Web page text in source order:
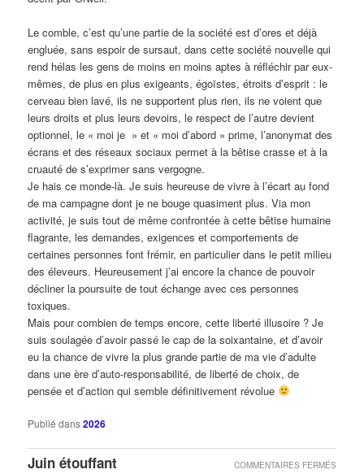
Le comble, c’est qu’une partie de la société est d’ores et déjà
engluée, sans espoir de sursaut, dans cette société nouvelle qui
rend hélas les gens de moins en moins aptes à réfléchir par eux-
mêmes, de plus en plus exigeants, égoïstes, étroits d’esprit : le
cerveau bien lavé, ils ne supportent plus rien, ils ne voient que
leurs droits et plus leurs devoirs, le respect de l’autre devient
optionnel, le « moi je » et « moi d’abord » prime, l’anonymat des
écrans et des réseaux sociaux permet à la bêtise crasse et à la
cruauté de s’exprimer sans vergogne.
Je hais ce monde-là. Je suis heureuse de vivre à l’écart au fond
de ma campagne dont je ne bouge quasiment plus. Via mon
activité, je suis tout de même confrontée à cette bêtise humaine
flagrante, les demandes, exigences et comportements de
certaines personnes font frémir, en particulier dans le petit milieu
des éleveurs. Heureusement j’ai encore la chance de pouvoir
décliner la poursuite de tout échange avec ces personnes
toxiques.
Mais pour combien de temps encore, cette liberté illusoire ? Je
suis soulagée d’avoir passé le cap de la soixantaine, et d’avoir
eu la chance de vivre la plus grande partie de ma vie d’adulte
dans une ère d’auto-responsabilité, de liberté de choix, de
pensée et d’action qui semble définitivement révolue
Publié dans2026
Juin étouffant COMMENTAIRES FERMÉS